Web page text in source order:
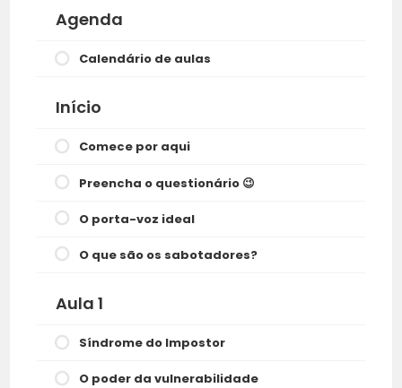
Agenda
Calendário de aulas
Início
Comece por aqui
Preencha o questionário 😉
O porta-voz ideal
O que são os sabotadores?
Aula 1
Síndrome do Impostor
O poder da vulnerabilidade